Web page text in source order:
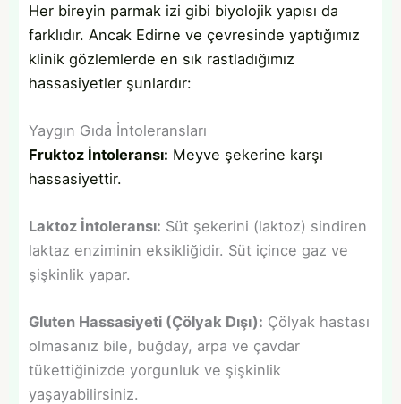
Her bireyin parmak izi gibi biyolojik yapısı da
farklıdır. Ancak Edirne ve çevresinde yaptığımız
klinik gözlemlerde en sık rastladığımız
hassasiyetler şunlardır:
Yaygın Gıda İntoleransları
Fruktoz İntoleransı: Meyve şekerine karşı
hassasiyettir.
Laktoz İntoleransı: Süt şekerini (laktoz) sindiren
laktaz enziminin eksikliğidir. Süt içince gaz ve
şişkinlik yapar.
Gluten Hassasiyeti (Çölyak Dışı): Çölyak hastası
olmasanız bile, buğday, arpa ve çavdar
tükettiğinizde yorgunluk ve şişkinlik
yaşayabilirsiniz.